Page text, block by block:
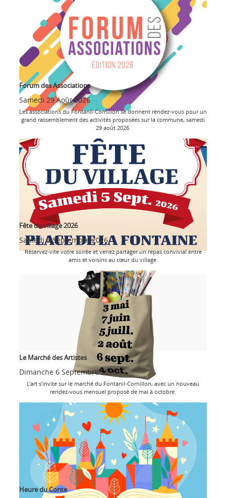
Forum des Associations
Samedi 29 Août 2026
Les associations du Fontanil-Cornillon se donnent rendez-vous pour un
grand rassemblement des activités proposées sur la commune, samedi
29 août 2026.
Fête du village 2026
Samedi 5 Septembre 2026
Réservez-vite votre soirée et venez partager un repas convivial entre
amis et voisins au cœur du village.
Le Marché des Artistes
Dimanche 6 Septembre 2026
L’art s’invite sur le marché du Fontanil-Cornillon, avec un nouveau
rendez-vous mensuel proposé de mai à octobre.
Heure du Conte